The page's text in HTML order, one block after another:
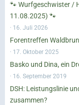
🐾 Wurfgeschwister /
11.08.2025) 🐾
16. Juli 2026
Forentreffen
17. Oktober 2025
Basko und Dina, ein
16. September 2019
DSH: Leistungslinie
zusammen?